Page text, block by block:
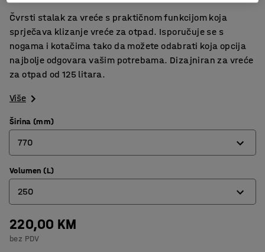
Čvrsti stalak za vreće s praktičnom funkcijom koja
sprječava klizanje vreće za otpad. Isporučuje se s
nogama i kotačima tako da možete odabrati koja opcija
najbolje odgovara vašim potrebama. Dizajniran za vreće
za otpad od 125 litara.
Više
Širina (mm)
770
500
770
Volumen (L)
250
125
250
220,00 KM
bez PDV